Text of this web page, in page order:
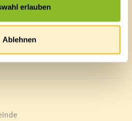
erlauben
Ablehnen